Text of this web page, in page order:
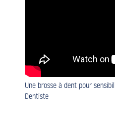
Une brosse à dent pour
Dentiste